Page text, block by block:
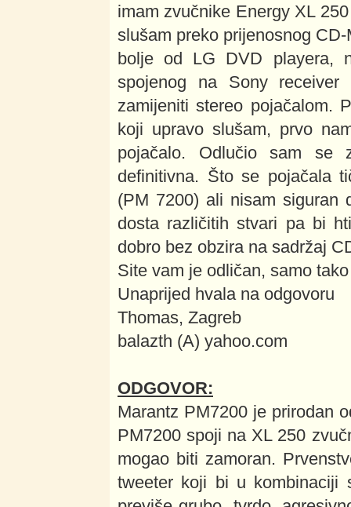
imam zvučnike Energy XL
slušam preko prijenosnog
bolje od LG DVD playera,
spojenog na Sony receiver
zamijeniti stereo pojačalom.
koji upravo slušam, prvo
pojačalo. Odlučio sam
definitivna. Što se pojačala
(PM 7200) ali nisam siguran
dosta različitih stvari pa bi
dobro bez obzira na sadržaj
Site vam je odličan, samo
Unaprijed hvala na odgovoru
Thomas, Zagreb
balazth (A) yahoo.com
ODGOVOR:
Marantz PM7200 je prirodan
PM7200 spoji na XL 250
mogao biti zamoran.
tweeter koji bi u kombinaciji